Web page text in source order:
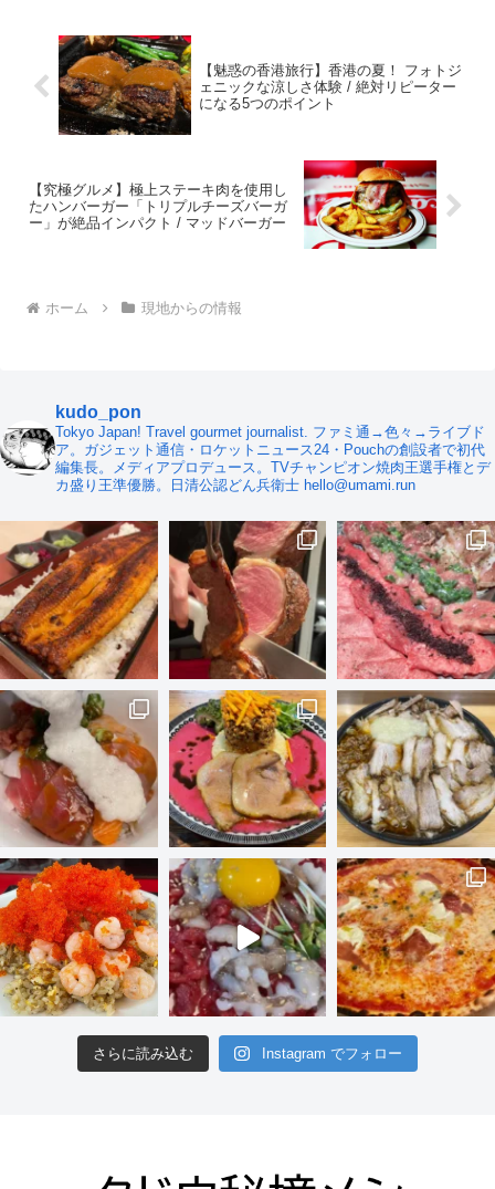
【魅惑の香港旅行】香港の夏！ フォトジ
ェニックな涼しさ体験 / 絶対リピーター
になる5つのポイント
【究極グルメ】極上ステーキ肉を使用し
たハンバーガー「トリプルチーズバーガ
ー」が絶品インパクト / マッドバーガー
ホーム 現地からの情報
kudo_pon
Tokyo Japan! Travel gourmet journalist. ファミ通→色々→ライブド
ア。ガジェット通信・ロケットニュース24・Pouchの創設者で初代
編集長。メディアプロデュース。TVチャンピオン焼肉王選手権とデ
カ盛り王準優勝。日清公認どん兵衛士 hello@umami.run
さらに読み込む Instagram でフォロー